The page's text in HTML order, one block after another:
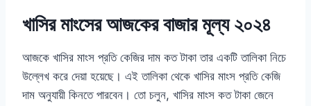
খাসির মাংসের আজকের বাজার মূল্য ২০২৪
আজকে খাসির মাংস প্রতি কেজির দাম কত টাকা তার একটি তালিকা নিচে
উল্লেখ করে দেয়া হয়েছে। এই তালিকা থেকে খাসির মাংস প্রতি কেজি
দাম অনুযায়ী কিনতে পারবেন। তো চলুন, খাসির মাংস কত টাকা জেনে